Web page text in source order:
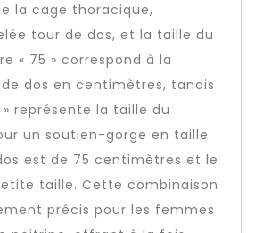
la cage thoracique,
tour de dos, et la taille du
« 75 » correspond à la
dos en centimètres, tandis
représente la taille du
un soutien-gorge en taille
est de 75 centimètres et le
taille. Cette combinaison
précis pour les femmes